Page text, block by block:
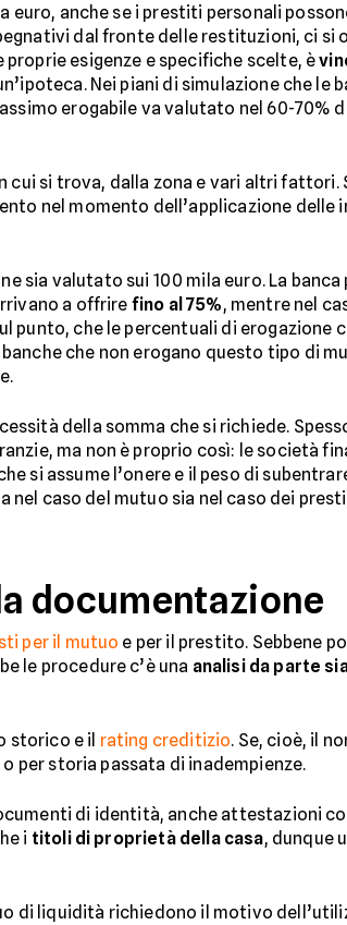
anche se i prestiti personali
dal fronte delle restituzioni, ci si
proprie esigenze e specifiche scelte, è
Nei piani di simulazione che le
erogabile va valutato nel 60-70%
si trova, dalla zona e vari altri fattori.
nel momento dell’applicazione delle
sia valutato sui 100 mila euro. La
a offrire fino al 75%, mentre nel
punto, che le percentuali di erogazione
banche che non erogano questo tipo di
della somma che si richiede.
ma non è proprio così: le società
si assume l’onere e il peso di
caso del mutuo sia nel caso dei
documentazione
per il mutuo e per il prestito. Sebbene
le procedure c’è una analisi da parte
storico e il rating creditizio. Se, cioè, il
per storia passata di inadempienze.
di identità, anche attestazioni
i titoli di proprietà della casa, dunque
di liquidità richiedono il motivo